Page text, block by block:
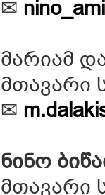
✉
მარიამ
მთავარი
✉
ნინო
მთავარი